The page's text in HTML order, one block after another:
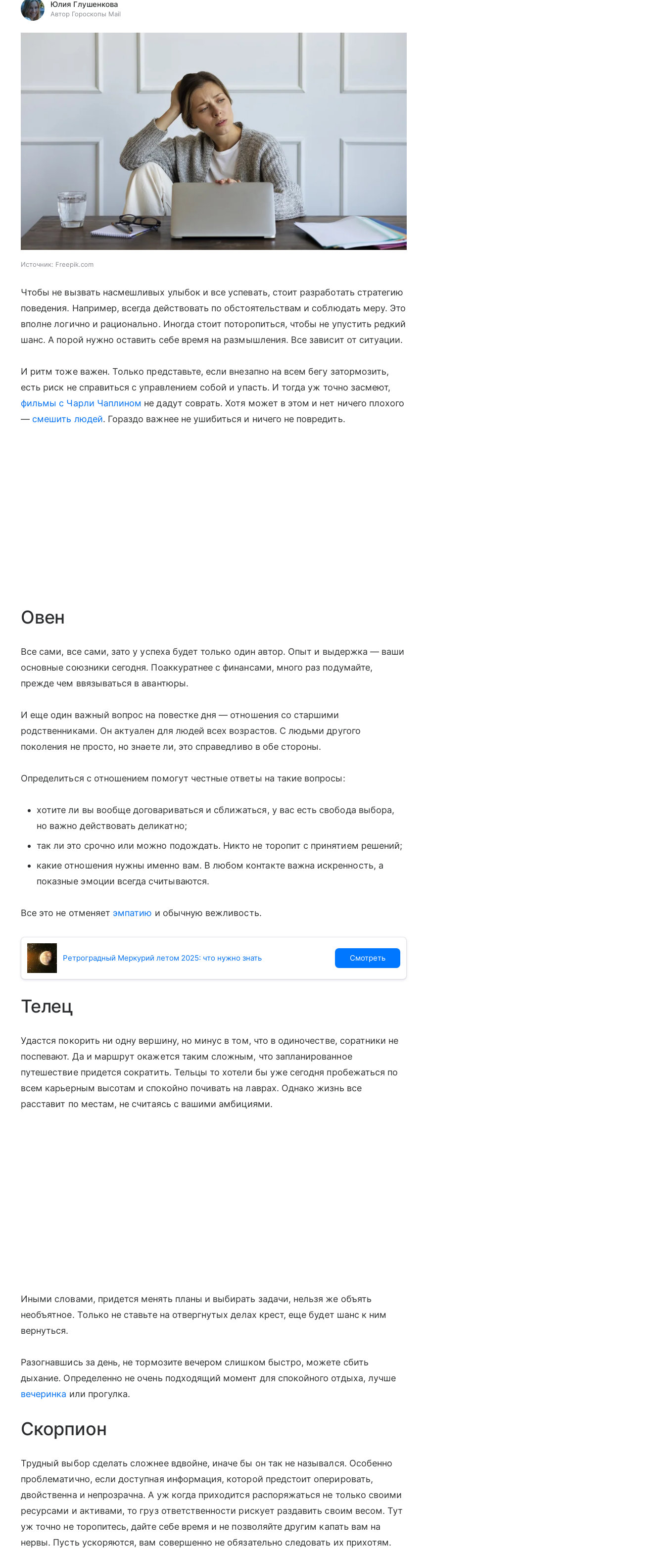
Юлия Глушенкова
Автор Гороскопы Mail
Источник: Freepik.com
Чтобы не вызвать насмешливых улыбок и все успевать, стоит разработать стратегию
поведения. Например, всегда действовать по обстоятельствам и соблюдать меру. Это
вполне логично и рационально. Иногда стоит поторопиться, чтобы не упустить редкий
шанс. А порой нужно оставить себе время на размышления. Все зависит от ситуации.
И ритм тоже важен. Только представьте, если внезапно на всем бегу затормозить,
есть риск не справиться с управлением собой и упасть. И тогда уж точно засмеют,
фильмы с Чарли Чаплином не дадут соврать. Хотя может в этом и нет ничего плохого
— смешить людей. Гораздо важнее не ушибиться и ничего не повредить.
Овен
Все сами, все сами, зато у успеха будет только один автор. Опыт и выдержка — ваши
основные союзники сегодня. Поаккуратнее с финансами, много раз подумайте,
прежде чем ввязываться в авантюры.
И еще один важный вопрос на повестке дня — отношения со старшими
родственниками. Он актуален для людей всех возрастов. С людьми другого
поколения не просто, но знаете ли, это справедливо в обе стороны.
Определиться с отношением помогут честные ответы на такие вопросы:
хотите ли вы вообще договариваться и сближаться, у вас есть свобода выбора,
но важно действовать деликатно;
так ли это срочно или можно подождать. Никто не торопит с принятием решений;
какие отношения нужны именно вам. В любом контакте важна искренность, а
показные эмоции всегда считываются.
Все это не отменяет эмпатию и обычную вежливость.
Ретроградный Меркурий летом 2025: что нужно знать Смотреть
Телец
Удастся покорить ни одну вершину, но минус в том, что в одиночестве, соратники не
поспевают. Да и маршрут окажется таким сложным, что запланированное
путешествие придется сократить. Тельцы то хотели бы уже сегодня пробежаться по
всем карьерным высотам и спокойно почивать на лаврах. Однако жизнь все
расставит по местам, не считаясь с вашими амбициями.
Иными словами, придется менять планы и выбирать задачи, нельзя же объять
необъятное. Только не ставьте на отвергнутых делах крест, еще будет шанс к ним
вернуться.
Разогнавшись за день, не тормозите вечером слишком быстро, можете сбить
дыхание. Определенно не очень подходящий момент для спокойного отдыха, лучше
вечеринка или прогулка.
Скорпион
Трудный выбор сделать сложнее вдвойне, иначе бы он так не назывался. Особенно
проблематично, если доступная информация, которой предстоит оперировать,
двойственна и непрозрачна. А уж когда приходится распоряжаться не только своими
ресурсами и активами, то груз ответственности рискует раздавить своим весом. Тут
уж точно не торопитесь, дайте себе время и не позволяйте другим капать вам на
нервы. Пусть ускоряются, вам совершенно не обязательно следовать их прихотям.